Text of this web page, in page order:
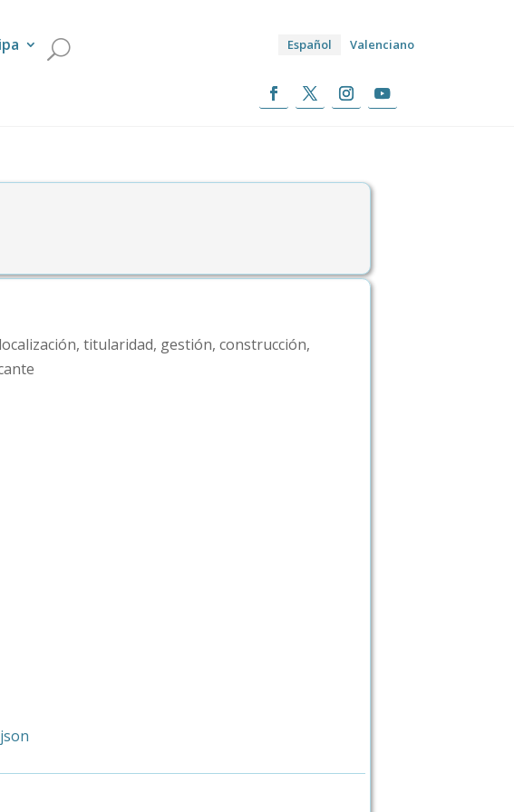
Español Valenciano
titularidad, gestión, construcción,